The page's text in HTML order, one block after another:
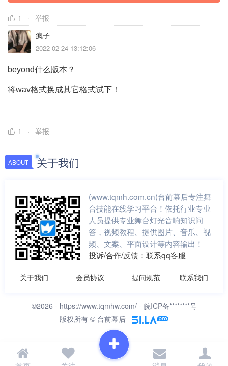
1
举报
疯子
2022-02-24 13:12:06
beyond什么版本？
将wav格式换成其它格式试下！
1 举报
ABOUT 关于我们
(www.tqmh.com.cn)台前幕后专注舞
台技能在线学习平台！依托行业专业
人员提供专业舞台灯光音响知识问
答，视频教程、提供图片、音乐、视
频、文案、平面设计等内容输出！
投诉/合作/反馈：联系qq客服
关于我们 会员协议 提问规范 联系我们
©2026 - https://www.tqmhw.com/- 皖ICP备********号
版权所有 © 台前幕后